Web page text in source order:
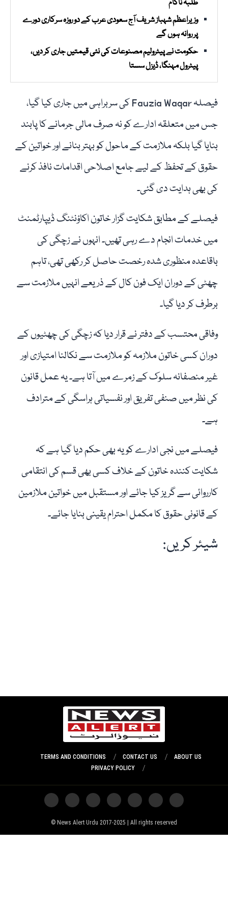
طلبہ ناکام
وزیراعظم شہباز شریف آج سعودی عرب کے دو روزہ سرکاری دورے
پر روانہ ہوں گے
حکومت نے پیٹرولیم مصنوعات کی نئی قیمتیں جاری کر دیں،
پیٹرول مہنگا، ڈیزل سستا
فیصلہ Fauzia Waqar کی سربراہی میں جاری کیا گیا،
جس میں متعلقہ ادارے کو نہ صرف مالی جرمانے کا پابند
بنایا گیا بلکہ ملازمت کے ماحول کو بہتر بنانے اور خواتین کے
حقوق کے تحفظ کے لیے جامع اصلاحی اقدامات نافذ کرنے
کی بھی ہدایت دی گئی۔
فیصلے کے مطابق شکایت گزار خاتون اکاؤنٹنگ ڈیپارٹمنٹ
میں خدمات انجام دے رہی تھیں۔ انہوں نے زچگی کی
باقاعدہ منظوری شدہ رخصت حاصل کر رکھی تھی، تاہم
چھٹی کے دوران ایک فون کال کے ذریعے انہیں ملازمت سے
برطرف کر دیا گیا۔
وفاقی محتسب کے دفتر نے قرار دیا کہ زچگی کی چھٹیوں کے
دوران کسی خاتون ملازمہ کو ملازمت سے نکالنا امتیازی اور
غیر منصفانہ سلوک کے زمرے میں آتا ہے۔ یہ عمل قانون
کی نظر میں صنفی تفریق اور نفسیاتی ہراسگی کے مترادف
ہے۔
فیصلے میں نجی ادارے کو یہ بھی حکم دیا گیا ہے کہ
شکایت کنندہ خاتون کے خلاف کسی بھی قسم کی انتقامی
کارروائی سے گریز کیا جائے اور مستقبل میں خواتین ملازمین
کے قانونی حقوق کا مکمل احترام یقینی بنایا جائے۔
شیئر کریں:
ABOUT US
CONTACT US
TERMS AND CONDITIONS
PRIVACY POLICY
News Alert Urdu 2017-2025 | All rights reserved ©